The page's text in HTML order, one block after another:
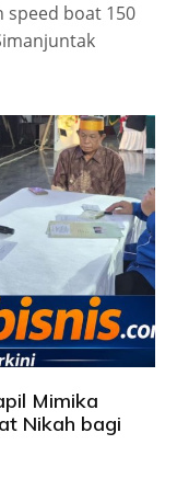
speed boat 150
Mimika
Nikah bagi